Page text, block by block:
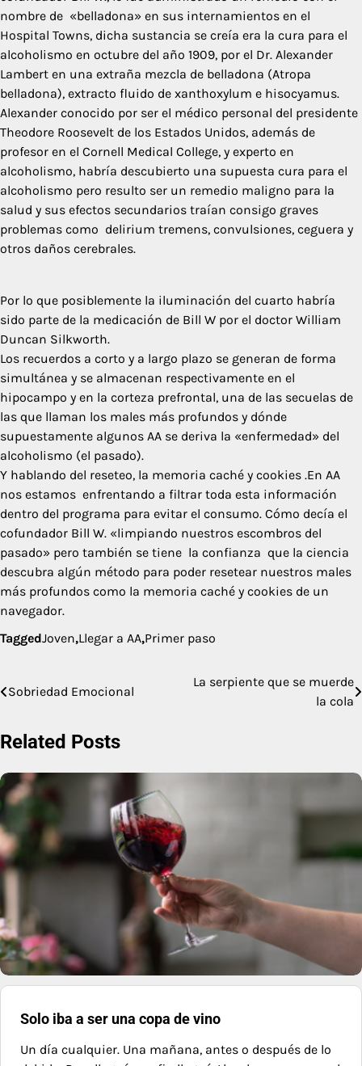
nombre de «belladona» en sus internamientos en el
Hospital Towns, dicha sustancia se creía era la cura para el
alcoholismo en octubre del año 1909, por el Dr. Alexander
Lambert en una extraña mezcla de belladona (Atropa
belladona), extracto fluido de xanthoxylum e hisocyamus.
Alexander conocido por ser el médico personal del presidente
Theodore Roosevelt de los Estados Unidos, además de
profesor en el Cornell Medical College, y experto en
alcoholismo, habría descubierto una supuesta cura para el
alcoholismo pero resulto ser un remedio maligno para la
salud y sus efectos secundarios traían consigo graves
problemas como delirium tremens, convulsiones, ceguera y
otros daños cerebrales.
Por lo que posiblemente la iluminación del cuarto habría
sido parte de la medicación de Bill W por el doctor William
Duncan Silkworth.
Los recuerdos a corto y a largo plazo se generan de forma
simultánea y se almacenan respectivamente en el
hipocampo y en la corteza prefrontal, una de las secuelas de
las que llaman los males más profundos y dónde
supuestamente algunos AA se deriva la «enfermedad» del
alcoholismo (el pasado).
Y hablando del reseteo, la memoria caché y cookies .En AA
nos estamos enfrentando a filtrar toda esta información
dentro del programa para evitar el consumo. Cómo decía el
cofundador Bill W. «limpiando nuestros escombros del
pasado» pero también se tiene la confianza que la ciencia
descubra algún método para poder resetear nuestros males
más profundos como la memoria caché y cookies de un
navegador.
TaggedJoven,Llegar a AA,Primer paso
Navegación
entradas
Sobriedad Emocional
La serpiente que se muerde
la cola
Related Posts
Solo iba a ser una copa de vino
Un día cualquier. Una mañana, antes o después de lo